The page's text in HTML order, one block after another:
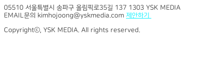
05510 서울특별시 송파구 올림픽로35길 137 1303 YSK MEDIA
EMAIL문의 kimhojoong@yskmedia.com 제안하기
Copyrightⓒ, YSK MEDIA. All rights reserved.